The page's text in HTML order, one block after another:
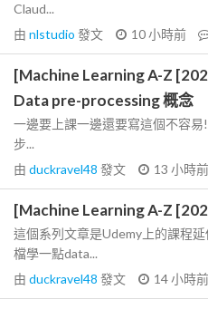
Claud...
由 nlstudio 發文 10 小時前
[Machine Learning A-Z
Data pre-processing 概念
一邊要上課一邊還要寫這個不容
步...
由 duckravel48 發文 13 小時前
[Machine Learning A-Z
這個系列文章是Udemy上的課程
檔學一點data...
由 duckravel48 發文 14 小時前